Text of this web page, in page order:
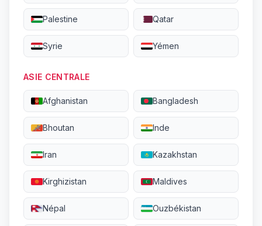
Palestine Qatar
Syrie Yémen
ASIE CENTRALE
Afghanistan Bangladesh
Bhoutan Inde
Iran Kazakhstan
Kirghizistan Maldives
Népal Ouzbékistan